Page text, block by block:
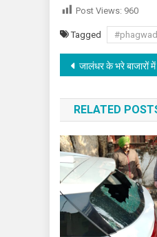
Post Views: 960
Tagged
Post
जालंधर के भरे बाजारों में अंग्रेज ने
RELATED